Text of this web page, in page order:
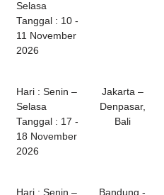
Selasa
Tanggal : 10 -
11 November
2026
Hari : Senin –
Selasa
Tanggal : 17 -
18 November
2026
Jakarta –
Denpasar,
Bali
Hari : Senin – Bandung -